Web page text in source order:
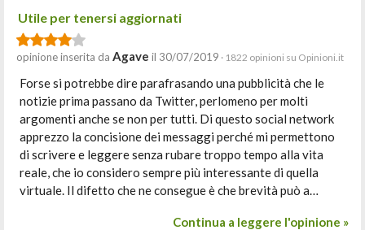
Utile per tenersi aggiornati
opinione inserita da Agave il 30/07/2019 · 1822 opinioni su Opinioni.it
Forse si potrebbe dire parafrasando una pubblicità che le
notizie prima passano da Twitter, perlomeno per molti
argomenti anche se non per tutti. Di questo social network
apprezzo la concisione dei messaggi perché mi permettono
di scrivere e leggere senza rubare troppo tempo alla vita
reale, che io considero sempre più interessante di quella
virtuale. Il difetto che ne consegue è che brevità può a…
Continua a leggere l'opinione »